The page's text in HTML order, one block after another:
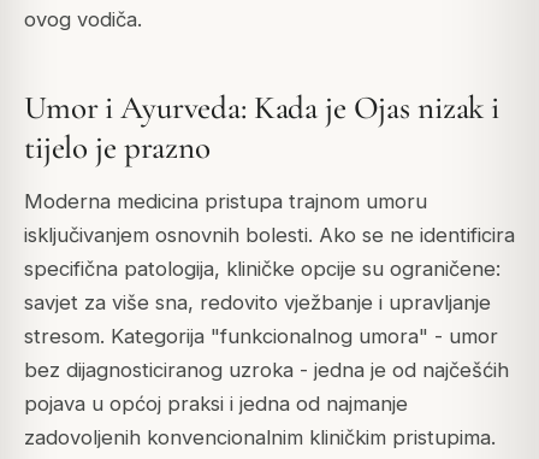
ovog vodiča.
Umor i Ayurveda: Kada je Ojas nizak i
tijelo je prazno
Moderna medicina pristupa trajnom umoru
isključivanjem osnovnih bolesti. Ako se ne identificira
specifična patologija, kliničke opcije su ograničene:
savjet za više sna, redovito vježbanje i upravljanje
stresom. Kategorija "funkcionalnog umora" - umor
bez dijagnosticiranog uzroka - jedna je od najčešćih
pojava u općoj praksi i jedna od najmanje
zadovoljenih konvencionalnim kliničkim pristupima.